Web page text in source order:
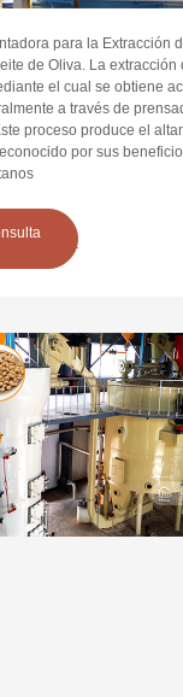
para la Extracción
de Oliva. La
el cual se obtiene
a través de
proceso produce el
por sus